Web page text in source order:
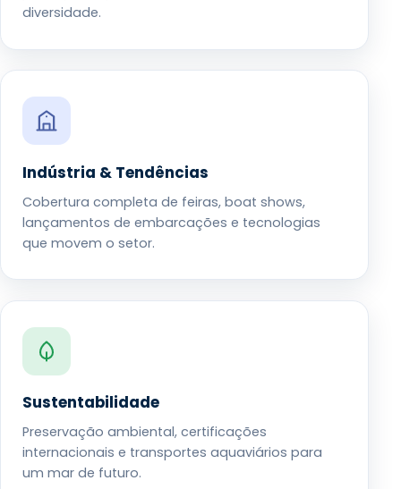
diversidade.
Indústria & Tendências
Cobertura completa de feiras, boat shows,
lançamentos de embarcações e tecnologias
que movem o setor.
Sustentabilidade
Preservação ambiental, certificações
internacionais e transportes aquaviários para
um mar de futuro.